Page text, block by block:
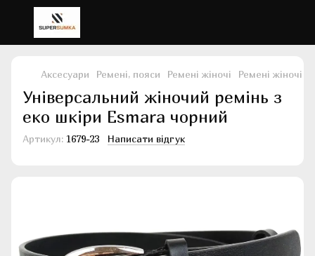
Аксесуари Ремені, пояси Ремені жіночі Ремені жіночі
Універсальний жіночий ремінь з
еко шкіри Esmara чорний
Артикул: 1679-23 Написати відгук